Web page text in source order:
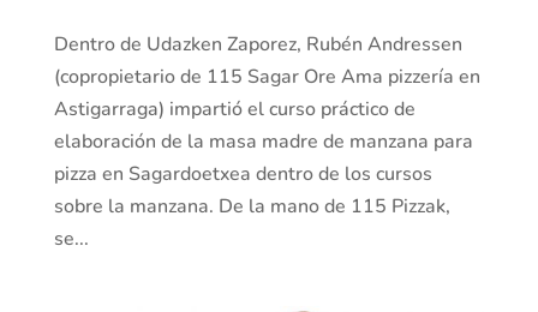
Dentro de Udazken Zaporez, Rubén Andressen
(copropietario de 115 Sagar Ore Ama pizzería en
Astigarraga) impartió el curso práctico de
elaboración de la masa madre de manzana para
pizza en Sagardoetxea dentro de los cursos
sobre la manzana. De la mano de 115 Pizzak,
se...